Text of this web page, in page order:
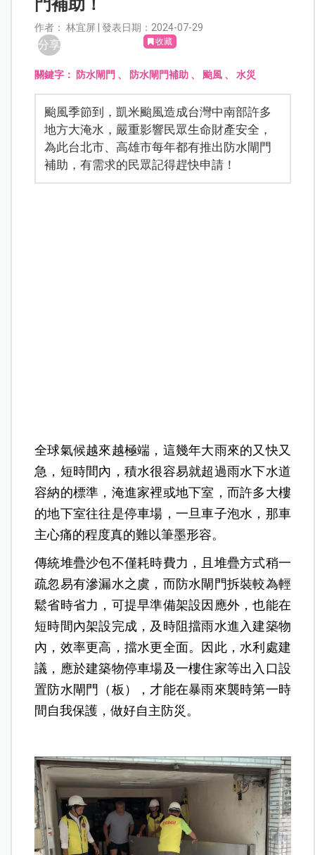
門補助！
作者： 林宜屏 | 發表日期：2024-07-29
分享 收藏
關鍵字： 防水閘門 、 防水閘門補助 、 颱風 、水災
颱風季節到，凱米颱風造成台灣中南部許多
地方大淹水，嚴重影響民眾生命財產安全，
為此台北市、高雄市每年都有推出防水閘門
補助，有需求的民眾記得趕快申請！
全球氣候越來越極端，這幾年大雨來的又快又
急，短時間內，積水很容易就超過雨水下水道
容納的標準，淹進家裡或地下室，而許多大樓
的地下室往往是停車場，一旦車子泡水，那車
主心痛的程度真的難以筆墨形容。
傳統堆疊沙包不僅耗時費力，且堆疊方式稍一
疏忽易有滲漏水之虞，而防水閘門拆裝較為輕
鬆省時省力，可提早準備架設因應外，也能在
短時間內架設完成，及時阻擋雨水進入建築物
內，效率更高，擋水更全面。因此，水利處建
議，應於建築物停車場及一樓住家等出入口設
置防水閘門（板），才能在暴雨來襲時第一時
間自我保護，做好自主防災。